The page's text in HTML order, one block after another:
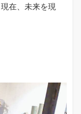
在、未来を現